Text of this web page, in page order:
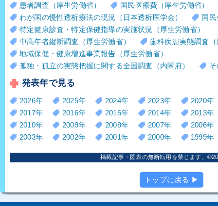
患者調査（厚生労働省）
国民医療費（厚生労働省）
わが国の慢性透析療法の現況（日本透析医学会）
国
特定健康診査・特定保健指導の実施状況（厚生労働省）
中高年者縦断調査（厚生労働省）
歯科疾患実態調査
地域保健・健康増進事業報告（厚生労働省）
孤独・孤立の実態把握に関する全国調査（内閣府）
発表年で見る
2026年 2025年 2024年 2023年
2020年
2017年
2016年 2015年 2014年
2013年
2010年
2009年 2008年 2007年
2006年
2003年
2002年 2001年 2000年 1999年
掲載記事・図表の無断転用を禁じます。
トップに戻る ▶